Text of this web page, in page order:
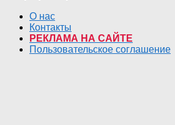
О нас
Контакты
РЕКЛАМА НА САЙТЕ
Пользовательское соглашение